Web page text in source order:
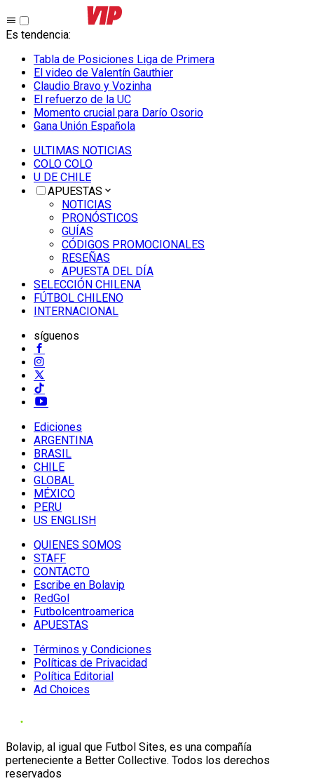
Es tendencia:
Tabla de Posiciones Liga de Primera
El video de Valentín Gauthier
Claudio Bravo y Vozinha
El refuerzo de la UC
Momento crucial para Darío Osorio
Gana Unión Española
ULTIMAS NOTICIAS
COLO COLO
U DE CHILE
APUESTAS
NOTICIAS
PRONÓSTICOS
GUÍAS
CÓDIGOS PROMOCIONALES
RESEÑAS
APUESTA DEL DÍA
SELECCIÓN CHILENA
FÚTBOL CHILENO
INTERNACIONAL
síguenos
Ediciones
ARGENTINA
BRASIL
CHILE
GLOBAL
MÉXICO
PERU
US ENGLISH
QUIENES SOMOS
STAFF
CONTACTO
Escribe en Bolavip
RedGol
Futbolcentroamerica
APUESTAS
Términos y Condiciones
Políticas de Privacidad
Política Editorial
Ad Choices
Bolavip, al igual que Futbol Sites, es una compañía
perteneciente a Better Collective. Todos los derechos
reservados